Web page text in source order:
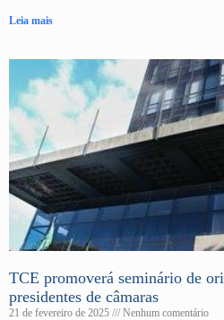
Leia mais
TCE promoverá seminário de
presidentes de câmaras
21 de fevereiro de 2025 Nenhum comentário